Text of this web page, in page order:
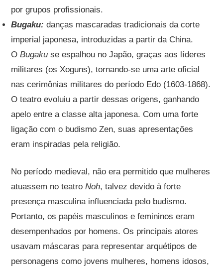
por grupos profissionais.
Bugaku: danças mascaradas tradicionais da corte
imperial japonesa, introduzidas a partir da China.
OBugaku se espalhou no Japão, graças aos líderes
militares (os Xoguns), tornando-se uma arte oficial
nas cerimônias militares do período Edo (1603-1868).
O teatro evoluiu a partir dessas origens, ganhando
apelo entre a classe alta japonesa. Com uma forte
ligação com o budismo Zen, suas apresentações
eram inspiradas pela religião.
No período medieval, não era permitido que mulheres
atuassem no teatroNoh, talvez devido à forte
presença masculina influenciada pelo budismo.
Portanto, os papéis masculinos e femininos eram
desempenhados por homens. Os principais atores
usavam máscaras para representar arquétipos de
personagens como jovens mulheres, homens idosos,